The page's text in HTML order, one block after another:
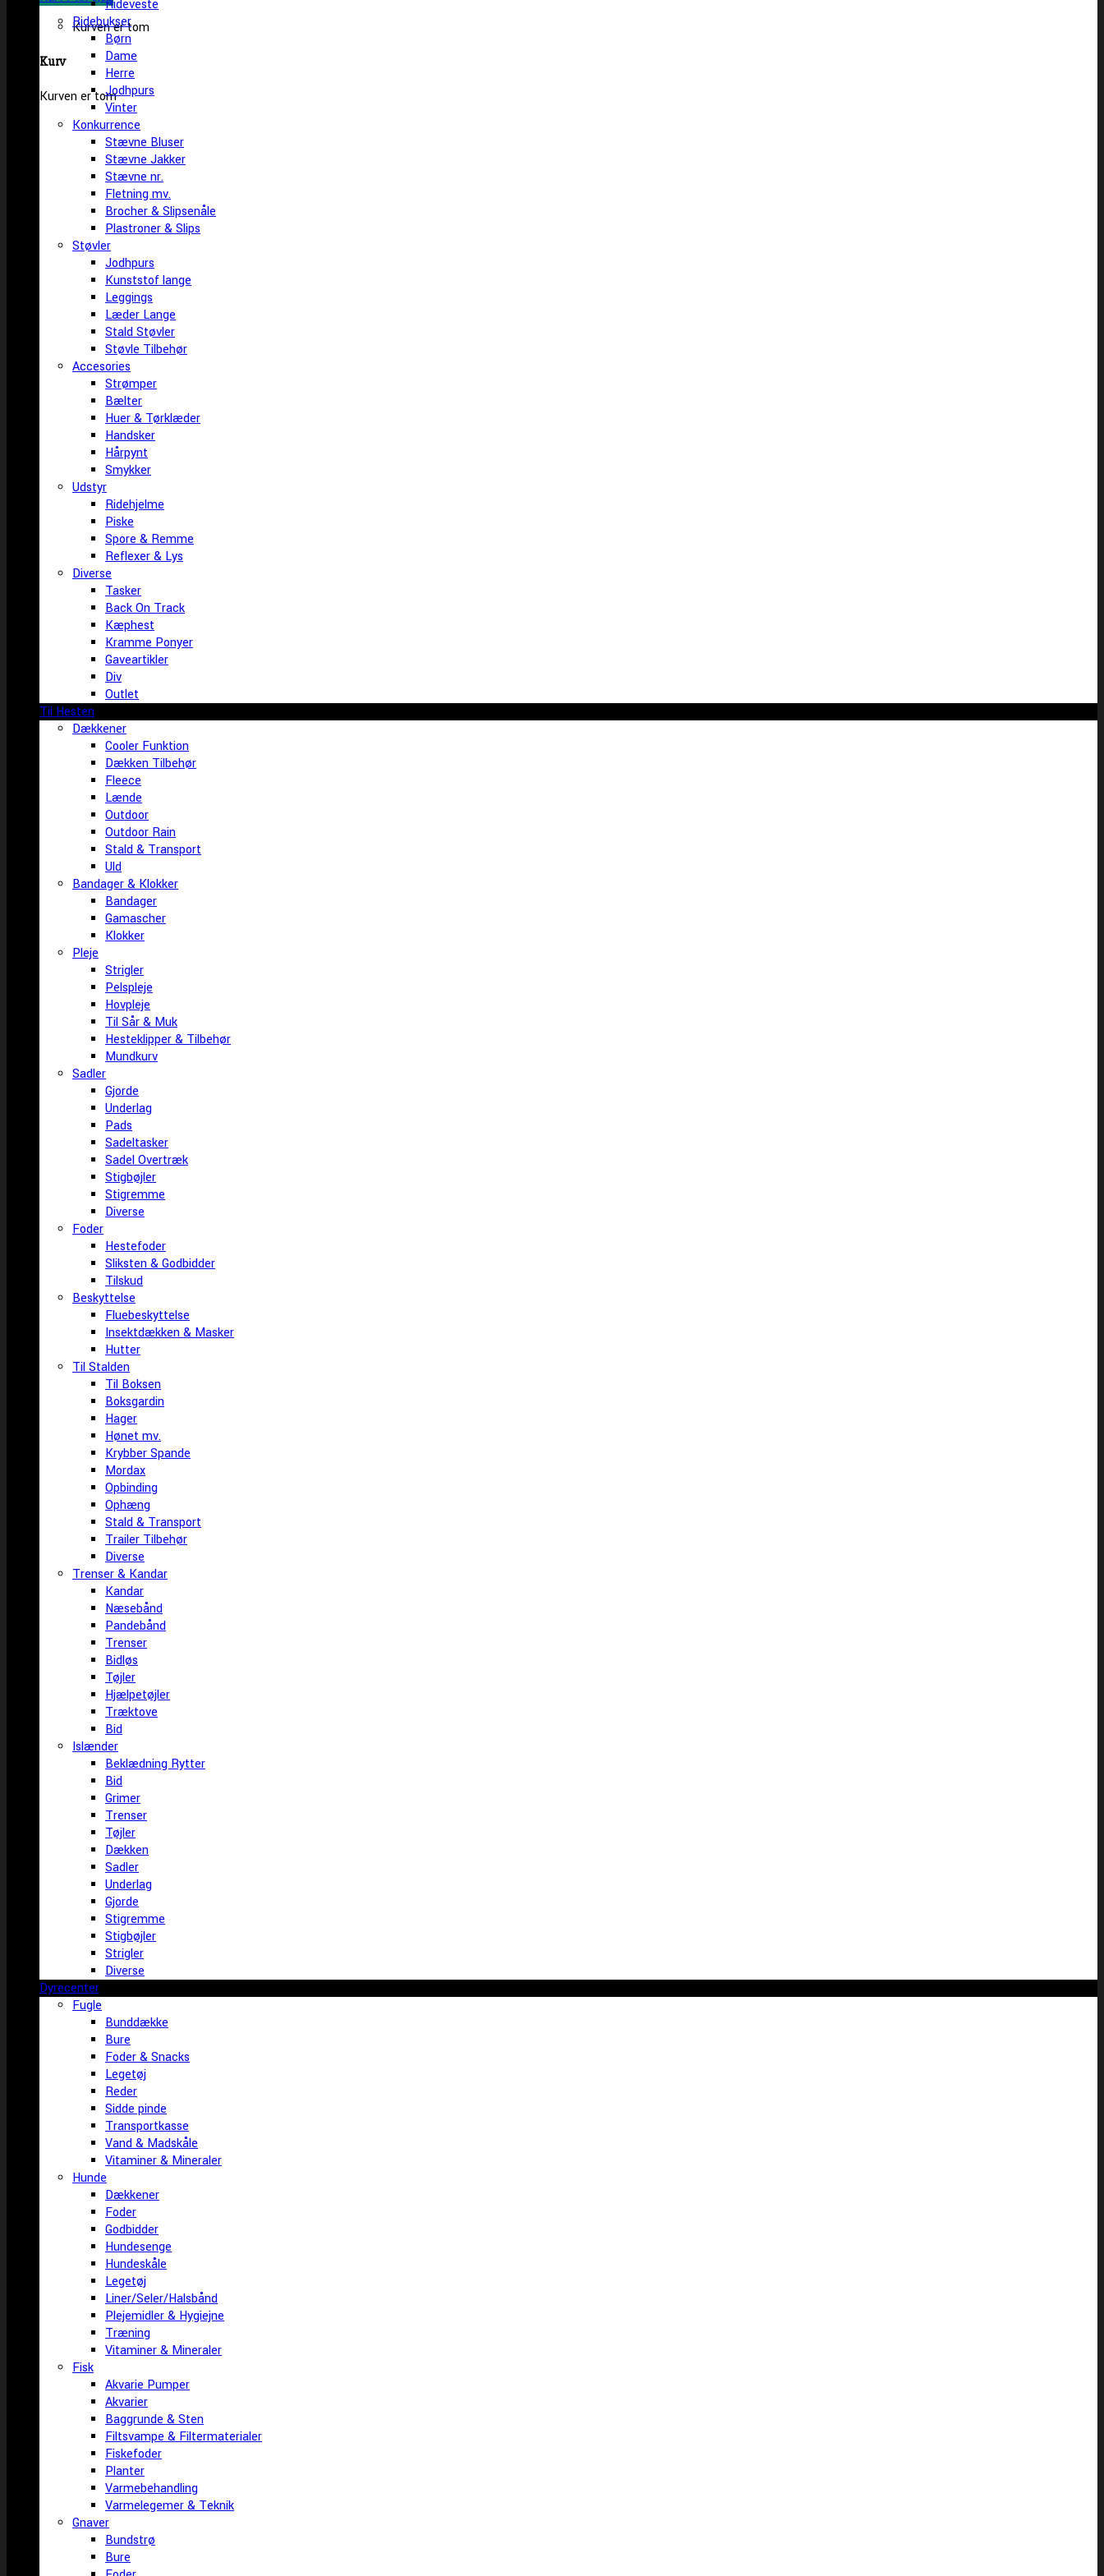
Kurven er tom
Kurv
Kurven er tom
Rideveste
Ridebukser
Børn
Dame
Herre
Jodhpurs
Vinter
Konkurrence
Stævne Bluser
Stævne Jakker
Stævne nr.
Fletning mv.
Brocher & Slipsenåle
Plastroner & Slips
Støvler
Jodhpurs
Kunststof lange
Leggings
Læder Lange
Stald Støvler
Støvle Tilbehør
Accesories
Strømper
Bælter
Huer & Tørklæder
Handsker
Hårpynt
Smykker
Udstyr
Ridehjelme
Piske
Spore & Remme
Reflexer & Lys
Diverse
Tasker
Back On Track
Kæphest
Kramme Ponyer
Gaveartikler
Div
Outlet
Til Hesten
Dækkener
Cooler Funktion
Dækken Tilbehør
Fleece
Lænde
Outdoor
Outdoor Rain
Stald & Transport
Uld
Bandager & Klokker
Bandager
Gamascher
Klokker
Pleje
Strigler
Pelspleje
Hovpleje
Til Sår & Muk
Hesteklipper & Tilbehør
Mundkurv
Sadler
Gjorde
Underlag
Pads
Sadeltasker
Sadel Overtræk
Stigbøjler
Stigremme
Diverse
Foder
Hestefoder
Sliksten & Godbidder
Tilskud
Beskyttelse
Fluebeskyttelse
Insektdækken & Masker
Hutter
Til Stalden
Til Boksen
Boksgardin
Hager
Hønet mv.
Krybber Spande
Mordax
Opbinding
Ophæng
Stald & Transport
Trailer Tilbehør
Diverse
Trenser & Kandar
Kandar
Næsebånd
Pandebånd
Trenser
Bidløs
Tøjler
Hjælpetøjler
Træktove
Bid
Islænder
Beklædning Rytter
Bid
Grimer
Trenser
Tøjler
Dækken
Sadler
Underlag
Gjorde
Stigremme
Stigbøjler
Strigler
Diverse
Dyrecenter
Fugle
Bunddække
Bure
Foder & Snacks
Legetøj
Reder
Sidde pinde
Transportkasse
Vand & Madskåle
Vitaminer & Mineraler
Hunde
Dækkener
Foder
Godbidder
Hundesenge
Hundeskåle
Legetøj
Liner/Seler/Halsbånd
Plejemidler & Hygiejne
Træning
Vitaminer & Mineraler
Fisk
Akvarie Pumper
Akvarier
Baggrunde & Sten
Filtsvampe & Filtermaterialer
Fiskefoder
Planter
Varmebehandling
Varmelegemer & Teknik
Gnaver
Bundstrø
Bure